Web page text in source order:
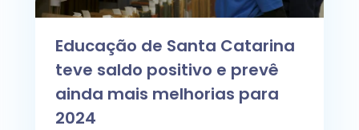
Educação de Santa Catarina
teve saldo positivo e prevê
ainda mais melhorias para
2024